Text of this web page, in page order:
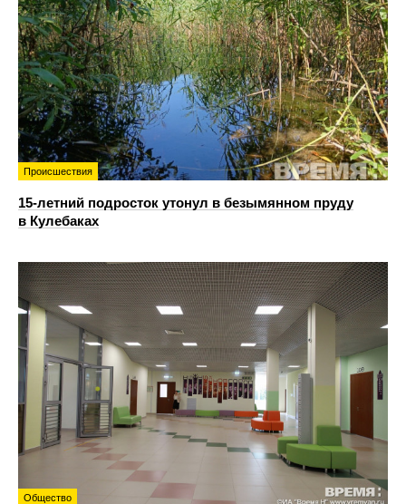
Происшествия
15-летний подросток утонул в безымянном пруду
в Кулебаках
Общество